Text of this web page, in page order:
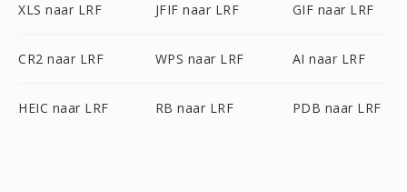
XLS naar LRF JFIF naar LRF GIF naar LRF
CR2 naar LRF WPS naar LRF AI naar LRF
HEIC naar LRF RB naar LRF PDB naar LRF